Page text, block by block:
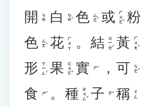
開 ㄎㄞ 白 ㄅㄞˊ 色 ㄙㄜˋ 或 ㄏㄨㄛˋ 粉
色 ㄙㄜˋ 花 ㄏㄨㄚ 。 結 ㄐㄧㄝˊ 黃 ㄏㄨㄤˊ
形 ㄒㄧㄥˊ 果 ㄍㄨㄛˇ 實 ㄕˊ ， 可 ㄎㄜˇ
食 ㄕˊ 。 種 ㄓㄨㄥˇ 子 ㄗˇ 稱 ㄔㄥ